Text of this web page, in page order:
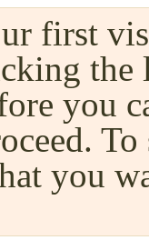
first
the
you
you